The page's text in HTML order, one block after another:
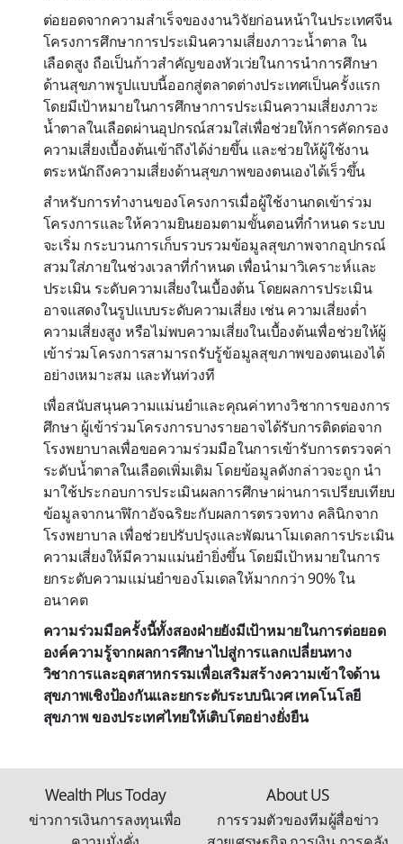
ต่อยอดจากความสำเร็จของงานวิจัยก่อนหน้าในประเทศจีน
โครงการศึกษาการประเมินความเสี่ยงภาวะน้ำตาล ใน
เลือดสูง ถือเป็นก้าวสำคัญของหัวเว่ยในการนำการศึกษา
ด้านสุขภาพรูปแบบนี้ออกสู่ตลาดต่างประเทศเป็นครั้งแรก
โดยมีเป้าหมายในการศึกษาการประเมินความเสี่ยงภาวะ
น้ำตาลในเลือดผ่านอุปกรณ์สวมใส่เพื่อช่วยให้การคัดกรอง
ความเสี่ยงเบื้องต้นเข้าถึงได้ง่ายขึ้น และช่วยให้ผู้ใช้งาน
ตระหนักถึงความเสี่ยงด้านสุขภาพของตนเองได้เร็วขึ้น
สำหรับการทำงานของโครงการเมื่อผู้ใช้งานกดเข้าร่วม
โครงการและให้ความยินยอมตามขั้นตอนที่กำหนด ระบบ
จะเริ่ม กระบวนการเก็บรวบรวมข้อมูลสุขภาพจากอุปกรณ์
สวมใส่ภายในช่วงเวลาที่กำหนด เพื่อนำมาวิเคราะห์และ
ประเมิน ระดับความเสี่ยงในเบื้องต้น โดยผลการประเมิน
อาจแสดงในรูปแบบระดับความเสี่ยง เช่น ความเสี่ยงต่ำ
ความเสี่ยงสูง หรือไม่พบความเสี่ยงในเบื้องต้นเพื่อช่วยให้ผู้
เข้าร่วมโครงการสามารถรับรู้ข้อมูลสุขภาพของตนเองได้
อย่างเหมาะสม และทันท่วงที
เพื่อสนับสนุนความแม่นยำและคุณค่าทางวิชาการของการ
ศึกษา ผู้เข้าร่วมโครงการบางรายอาจได้รับการติดต่อจาก
โรงพยาบาลเพื่อขอความร่วมมือในการเข้ารับการตรวจค่า
ระดับน้ำตาลในเลือดเพิ่มเติม โดยข้อมูลดังกล่าวจะถูก นำ
มาใช้ประกอบการประเมินผลการศึกษาผ่านการเปรียบเทียบ
ข้อมูลจากนาฬิกาอัจฉริยะกับผลการตรวจทาง คลินิกจาก
โรงพยาบาล เพื่อช่วยปรับปรุงและพัฒนาโมเดลการประเมิน
ความเสี่ยงให้มีความแม่นยำยิ่งขึ้น โดยมีเป้าหมายในการ
ยกระดับความแม่นยำของโมเดลให้มากกว่า 90% ใน
อนาคต
ความร่วมมือครั้งนี้ทั้งสองฝ่ายยังมีเป้าหมายในการต่อยอด
องค์ความรู้จากผลการศึกษาไปสู่การแลกเปลี่ยนทาง
วิชาการและอุตสาหกรรมเพื่อเสริมสร้างความเข้าใจด้าน
สุขภาพเชิงป้องกันและยกระดับระบบนิเวศ เทคโนโลยี
สุขภาพ ของประเทศไทยให้เติบโตอย่างยั่งยืน
Wealth Plus Today
ข่าวการเงินการลงทุนเพื่อ
About US
การรวมตัวของทีมผู้สื่อข่าว